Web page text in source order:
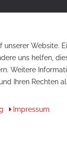
unserer Website.
uns helfen,
Weitere
Ihren Rechten
Impressum